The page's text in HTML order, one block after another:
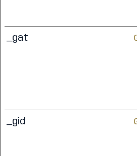
_gat
_gid